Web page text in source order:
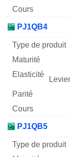
PJ1QB4
PJ1QB5